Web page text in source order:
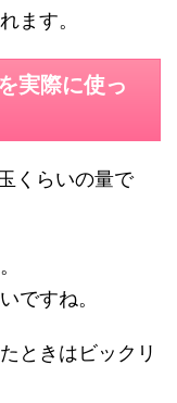
ます。
実際に使っ
くらいの量で
ですね。
ときはビックリ